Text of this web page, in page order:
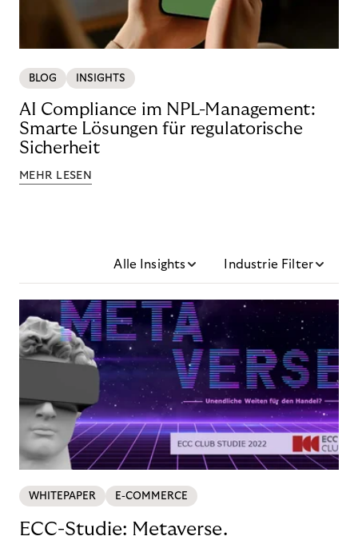
BLOG INSIGHTS
AI Compliance im NPL-Management:
Smarte Lösungen für regulatorische
Sicherheit
MEHR LESEN
Alle Insights Industrie Filter
WHITEPAPER E-COMMERCE
ECC-Studie: Metaverse.